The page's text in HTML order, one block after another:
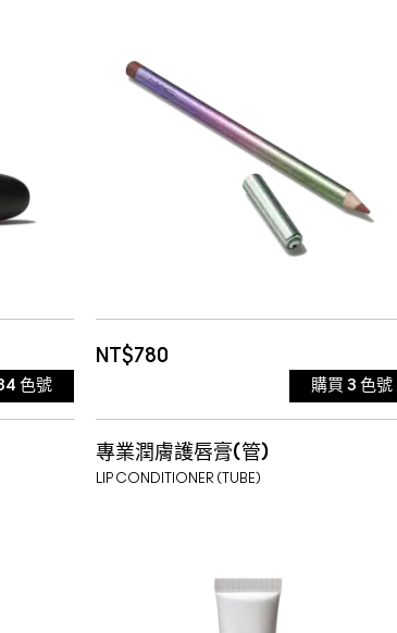
質地
922 WERK, WERK, WERK 蘋果
紅色【暢銷色】霧面質地
923 STAY CURIOUS 玫瑰蜜桃
925 MARRAKESH-MERE 焦糖肉
BRICKTHROUGH 焦糖玫瑰 (熱
賣色)
HEALTHY, WEALTHY AND
效期:2027-07-08
LASTING PASSION
2027/02/01
BUZZ 短效品 效期:2027-05-03
879 甜辣丁香 LOVE CLOVE
880 莓果色童話 ROSE MARY *
全新色號* 短效品 效期:2027-05-
881 激情野莓 WILD REBEL
885 肉桂南瓜派 PUMPKIN
SPICED 短效品 效期:2027-05-
886 撩人八角紅 MARRAKESH-
895 就是要色色 SORRY NOT
色號
調灰裸
短效
短
NT$780
購買 3 色號
HODGEPODGE
專業潤膚護唇膏(管)
LIP CONDITIONER (TUBE)